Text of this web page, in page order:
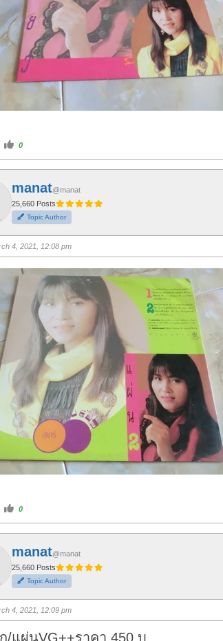
C
l
i
k
o
r
t
h
u
m
u
p
0
manat@manat
25,660 Posts
Topic Author
4, 2021, 12:08 pm
C
l
i
k
o
r
t
h
u
m
u
p
0
manat@manat
25,660 Posts
Topic Author
4, 2021, 12:09 pm
/แผ่นVG++ราคา 450 บ.